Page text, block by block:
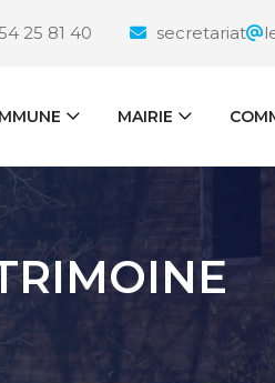
25 81 40 secretariat
MAIRIE